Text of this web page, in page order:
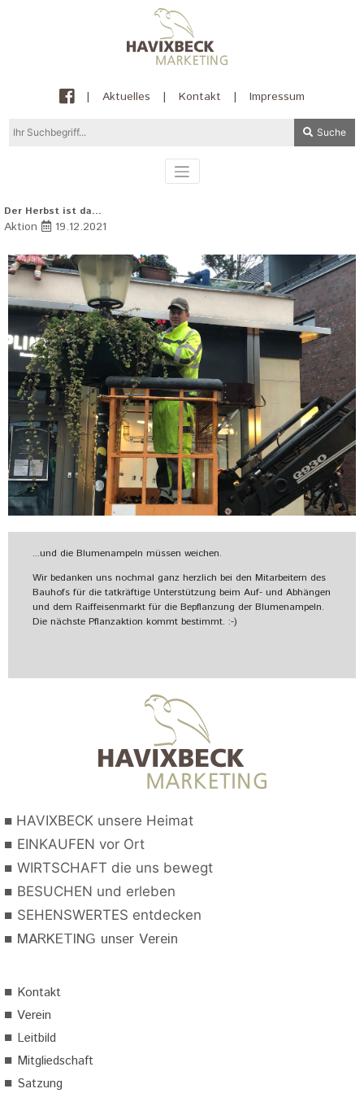
| Aktuelles | Kontakt | Impressum
Suche
Der Herbst ist da...
Aktion 19.12.2021
...und die Blumenampeln müssen weichen.
Wir bedanken uns nochmal ganz herzlich bei den Mitarbeitern des
Bauhofs für die tatkräftige Unterstützung beim Auf- und Abhängen
und dem Raiffeisenmarkt für die Bepflanzung der Blumenampeln.
Die nächste Pflanzaktion kommt bestimmt. :-)
■ HAVIXBECK unsere Heimat
■ EINKAUFEN vor Ort
■ WIRTSCHAFT die uns bewegt
■ BESUCHEN und erleben
■ SEHENSWERTES entdecken
■ MARKETING unser Verein
■ Kontakt
■ Verein
■ Leitbild
■ Mitgliedschaft
■ Satzung